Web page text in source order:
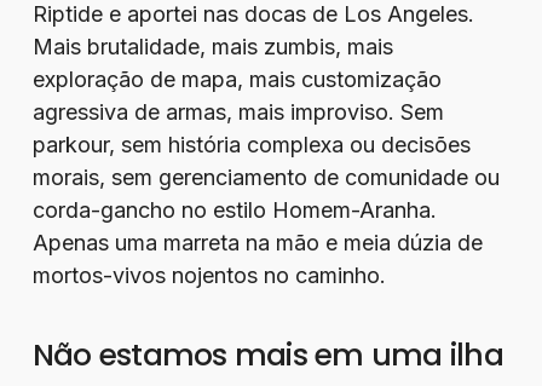
Riptide e aportei nas docas de Los Angeles.
Mais brutalidade, mais zumbis, mais
exploração de mapa, mais customização
agressiva de armas, mais improviso. Sem
parkour, sem história complexa ou decisões
morais, sem gerenciamento de comunidade ou
corda-gancho no estilo Homem-Aranha.
Apenas uma marreta na mão e meia dúzia de
mortos-vivos nojentos no caminho.
Não estamos mais em uma ilha